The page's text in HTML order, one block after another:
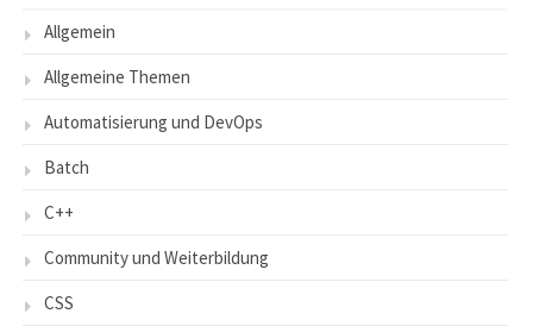
Allgemein
Allgemeine Themen
Automatisierung und DevOps
Batch
C++
Community und Weiterbildung
CSS